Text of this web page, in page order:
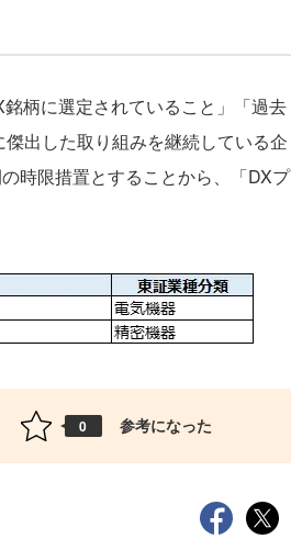
柄に選定されていること」「過去
出した取り組みを継続している企
時限措置とすることから、「DXプ
0 参考になった